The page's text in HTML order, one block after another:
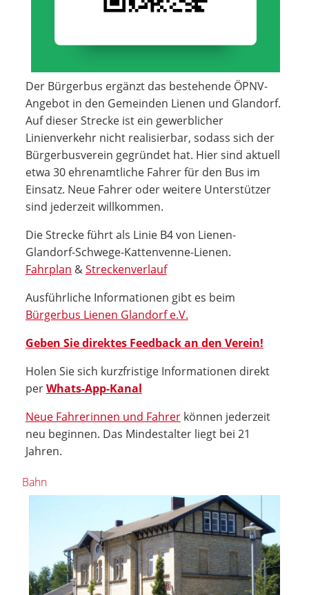
Der Bürgerbus ergänzt das bestehende ÖPNV-
Angebot in den Gemeinden Lienen und Glandorf.
Auf dieser Strecke ist ein gewerblicher
Linienverkehr nicht realisierbar, sodass sich der
Bürgerbusverein gegründet hat. Hier sind aktuell
etwa 30 ehrenamtliche Fahrer für den Bus im
Einsatz. Neue Fahrer oder weitere Unterstützer
sind jederzeit willkommen.
Die Strecke führt als Linie B4 von Lienen-
Glandorf-Schwege-Kattenvenne-Lienen.
Fahrplan &Streckenverlauf
Ausführliche Informationen gibt es beim
Bürgerbus Lienen Glandorf e.V.
Geben Sie direktes Feedback an den Verein!
Holen Sie sich kurzfristige Informationen direkt
perWhats-App-Kanal
Neue Fahrerinnen und Fahrerkönnen jederzeit
neu beginnen. Das Mindestalter liegt bei 21
Jahren.
Bahn